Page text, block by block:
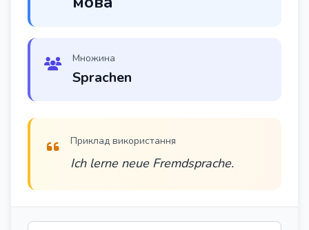
Множина
Sprachen
Приклад використання
Ich lerne neue Fremdsprache.